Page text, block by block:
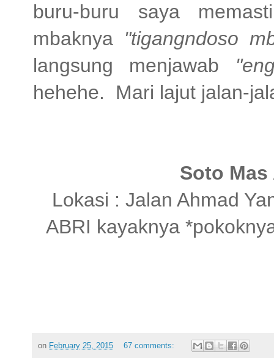
buru-buru saya
mbaknya "tigangndoso
langsung menjawab
hehehe. Mari lajut jalan-
Soto
Lokasi : Jalan Ahmad
ABRI kayaknya
on February 25, 2015 67 comments: